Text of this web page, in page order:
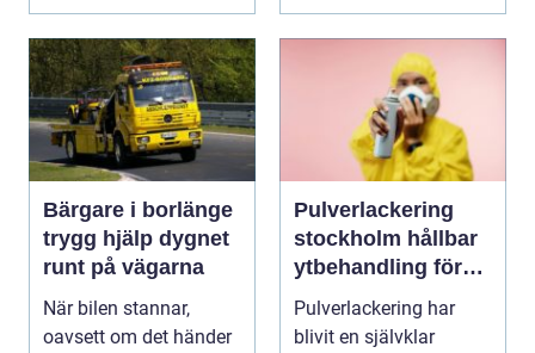
Bärgare i borlänge
trygg hjälp dygnet
runt på vägarna
När bilen stannar,
oavsett om det händer
Pulverlackering
stockholm hållbar
ytbehandling för
industri och design
Pulverlackering har
blivit en självklar